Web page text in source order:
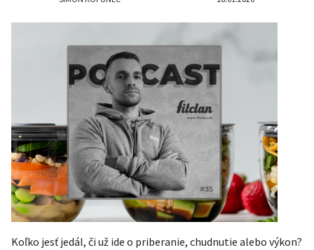
Koľko jesť jedál, či už ide o priberanie, chudnutie alebo výkon?